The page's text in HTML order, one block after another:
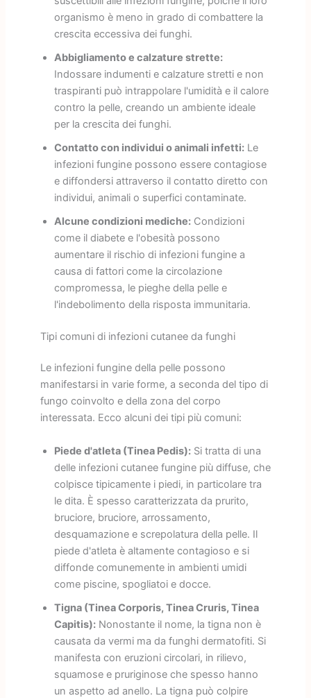
organismo è meno in grado di combattere la
crescita eccessiva dei funghi.
Abbigliamento e calzature strette:
Indossare indumenti e calzature stretti e non
traspiranti può intrappolare l'umidità e il calore
contro la pelle, creando un ambiente ideale
per la crescita dei funghi.
Contatto con individui o animali infetti:Le
infezioni fungine possono essere contagiose
e diffondersi attraverso il contatto diretto con
individui, animali o superfici contaminate.
Alcune condizioni mediche:Condizioni
come il diabete e l'obesità possono
aumentare il rischio di infezioni fungine a
causa di fattori come la circolazione
compromessa, le pieghe della pelle e
l'indebolimento della risposta immunitaria.
Tipi comuni di infezioni cutanee da funghi
Le infezioni fungine della pelle possono
manifestarsi in varie forme, a seconda del tipo di
fungo coinvolto e della zona del corpo
interessata. Ecco alcuni dei tipi più comuni:
Piede d'atleta (Tinea Pedis):Si tratta di una
delle infezioni cutanee fungine più diffuse, che
colpisce tipicamente i piedi, in particolare tra
le dita. È spesso caratterizzata da prurito,
bruciore, bruciore, arrossamento,
desquamazione e screpolatura della pelle. Il
piede d'atleta è altamente contagioso e si
diffonde comunemente in ambienti umidi
come piscine, spogliatoi e docce.
Tigna (Tinea Corporis, Tinea Cruris, Tinea
Capitis):Nonostante il nome, la tigna non è
causata da vermi ma da funghi dermatofiti. Si
manifesta con eruzioni circolari, in rilievo,
squamose e pruriginose che spesso hanno
un aspetto ad anello. La tigna può colpire